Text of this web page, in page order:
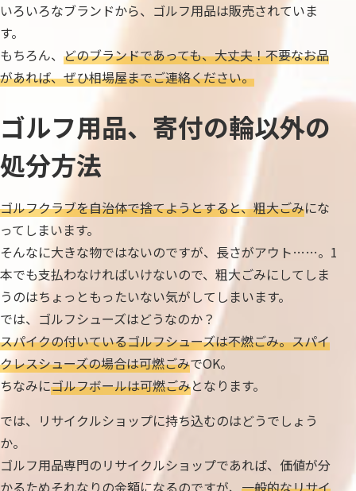
いろいろなブランドから、ゴルフ用品は販売されていま
す。
もちろん、 どのブランドであっても、大丈夫！不要なお品
があれば、ぜひ相場屋までご連絡ください。
ゴルフ用品、寄付の輪以外の
処分方法
ゴルフクラブを自治体で捨てようとすると、粗大ごみにな
ってしまいます。
そんなに大きな物ではないのですが、長さがアウト……。1
本でも支払わなければいけないので、粗大ごみにしてしま
うのはちょっともったいない気がしてしまいます。
では、ゴルフシューズはどうなのか？
スパイクの付いているゴルフシューズは不燃ごみ。スパイ
クレスシューズの場合は可燃ごみでOK。
ちなみにゴルフボールは可燃ごみとなります。
では、リサイクルショップに持ち込むのはどうでしょう
か。
ゴルフ用品専門のリサイクルショップであれば、価値が分